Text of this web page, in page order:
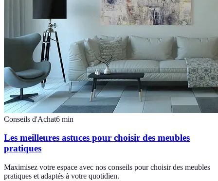
Conseils d'Achat6 min
Les meilleures astuces pour choisir des meubles
pratiques
Maximisez votre espace avec nos conseils pour choisir des meubles
pratiques et adaptés à votre quotidien.